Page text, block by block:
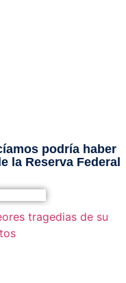
podría haber
la Reserva Federal